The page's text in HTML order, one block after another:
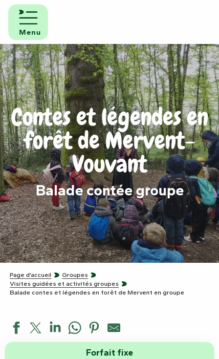
Aller
contenu
principal
Menu
Contes et légendes en
forêt de Mervent-
Vouvant
Balade contée groupe
Page d’accueil
Groupes
Visites guidées et activités groupes
Balade contes et légendes en forêt de Mervent en groupe
Forfait fixe